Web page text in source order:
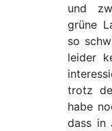
und
grüne
so
leider
trotz
habe
dass in